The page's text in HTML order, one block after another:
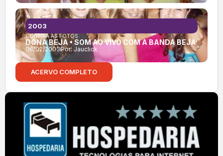
CONFIRA AS FOTOS:
DONA BEJA • SOM AO VIVO COM A BANDA BEJA
06/02/2003Por:Jauclick
2003
ACERVO COMPLETO